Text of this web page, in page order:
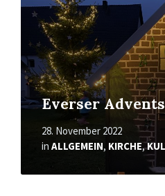
Everser
28. November 2022
in ALLGEMEIN, KIRCHE,